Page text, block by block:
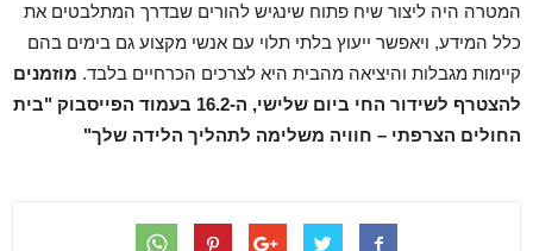
המטרה היה ליצור שיח פתוח שינגיש להורים שבדרך המתלבטים את
כלל המידע, ויאפשר ייעוץ בלתי תלוי עם אנשי מקצוע גם בימים בהם
קיימות מגבלות והיציאה מהבית היא לצרכים הכרחיים בלבד. מוזמנים
להצטרף לשידור החי ביום שלישי, ה-16.2 בעמוד הפייסבוק "בית
החולים הצרפתי – חוויה משלימה לתהליך הלידה שלך"